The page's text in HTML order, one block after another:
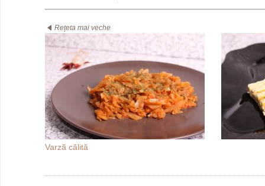
Rețeta mai veche
Varză călită